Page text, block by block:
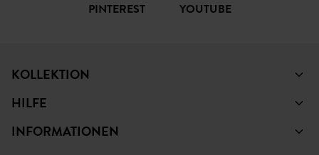
PINTEREST YOUTUBE
KOLLEKTION
HILFE
INFORMATIONEN